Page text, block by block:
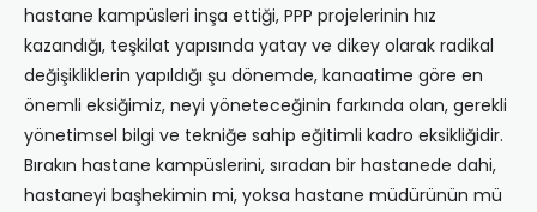
hastane kampüsleri inşa ettiği, PPP projelerinin hız
kazandığı, teşkilat yapısında yatay ve dikey olarak radikal
değişikliklerin yapıldığı şu dönemde, kanaatime göre en
önemli eksiğimiz, neyi yöneteceğinin farkında olan, gerekli
yönetimsel bilgi ve tekniğe sahip eğitimli kadro eksikliğidir.
Bırakın hastane kampüslerini, sıradan bir hastanede dahi,
hastaneyi başhekimin mi, yoksa hastane müdürünün mü